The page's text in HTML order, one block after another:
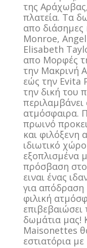
της
πλατεία. Τα
απο
Monroe,
Elisabeth
απο Μορφές
την Μακρινή
εώς την Evita
την δική του
περιλαμβάνει
ατμόσφαιρα.
πρωινό
και φιλόξενη
ιδιωτικό
εξοπλισμένα
πρόσβαση
ειναι ένας
για
φιλική
δωμάτια μας!
Maisonettes
εστιατόρια